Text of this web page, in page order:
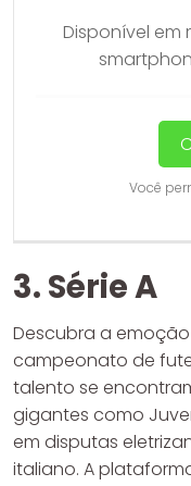
Disponível em
Você
3. Série A
Descubra a emoção
campeonato de
talento se
gigantes como
em disputas
italiano. A